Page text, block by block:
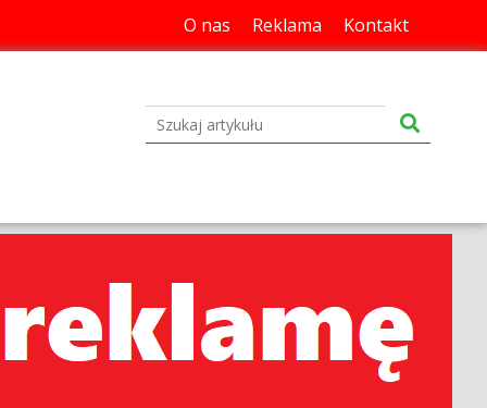
O nas Reklama Kontakt